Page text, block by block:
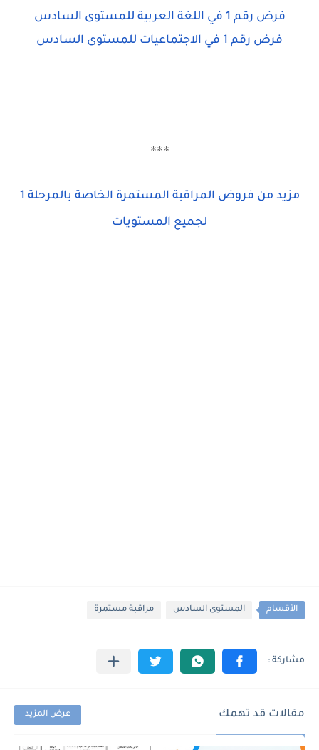
فرض رقم 1 في اللغة العربية للمستوى السادس
فرض رقم 1 في الاجتماعيات للمستوى السادس
***
مزيد من فروض المراقبة المستمرة الخاصة بالمرحلة 1
لجميع المستويات
الأقسام المستوى السادس مراقبة مستمرة
مقالات قد تهمك عرض المزيد